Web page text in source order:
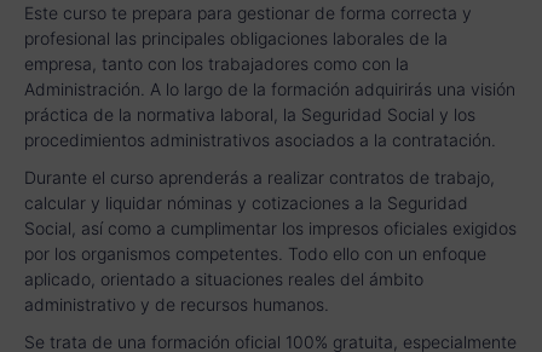
Este curso te prepara para gestionar de forma correcta y
profesional las principales obligaciones laborales de la
empresa, tanto con los trabajadores como con la
Administración. A lo largo de la formación adquirirás una visión
práctica de la normativa laboral, la Seguridad Social y los
procedimientos administrativos asociados a la contratación.
Durante el curso aprenderás a realizar contratos de trabajo,
calcular y liquidar nóminas y cotizaciones a la Seguridad
Social, así como a cumplimentar los impresos oficiales exigidos
por los organismos competentes. Todo ello con un enfoque
aplicado, orientado a situaciones reales del ámbito
administrativo y de recursos humanos.
Se trata de una formación oficial 100% gratuita, especialmente